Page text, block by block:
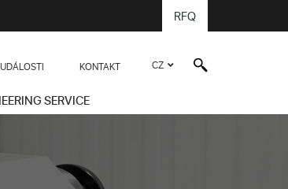
RFQ
CZ
KONTAKT
SERVICE